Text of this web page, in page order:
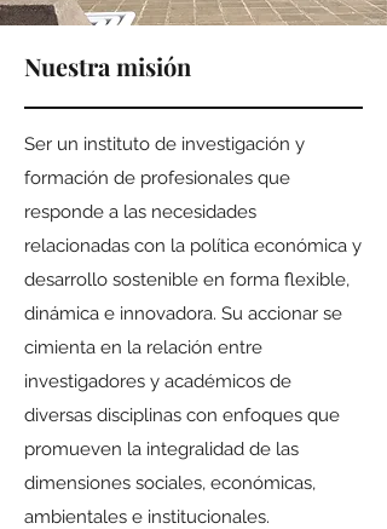
Nuestra misión
Ser un instituto de investigación y
formación de profesionales que
responde a las necesidades
relacionadas con la política económica y
desarrollo sostenible en forma flexible,
dinámica e innovadora. Su accionar se
cimienta en la relación entre
investigadores y académicos de
diversas disciplinas con enfoques que
promueven la integralidad de las
dimensiones sociales, económicas,
ambientales e institucionales.